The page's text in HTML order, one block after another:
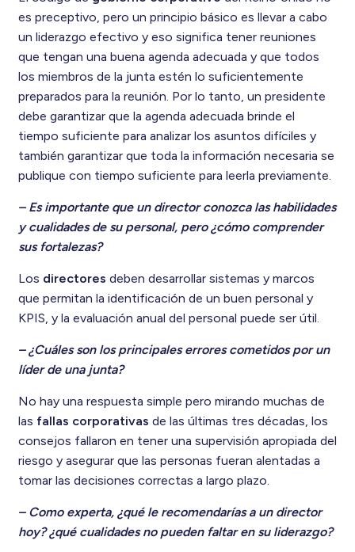
es preceptivo, pero un principio básico es llevar a cabo
un liderazgo efectivo y eso significa tener reuniones
que tengan una buena agenda adecuada y que todos
los miembros de la junta estén lo suficientemente
preparados para la reunión. Por lo tanto, un presidente
debe garantizar que la agenda adecuada brinde el
tiempo suficiente para analizar los asuntos difíciles y
también garantizar que toda la información necesaria se
publique con tiempo suficiente para leerla previamente.
– Es importante que un director conozca las habilidades
y cualidades de su personal, pero ¿cómo comprender
sus fortalezas?
Los directores deben desarrollar sistemas y marcos
que permitan la identificación de un buen personal y
KPIS, y la evaluación anual del personal puede ser útil.
– ¿Cuáles son los principales errores cometidos por un
líder de una junta?
No hay una respuesta simple pero mirando muchas de
las fallas corporativas de las últimas tres décadas, los
consejos fallaron en tener una supervisión apropiada del
riesgo y asegurar que las personas fueran alentadas a
tomar las decisiones correctas a largo plazo.
– Como experta, ¿qué le recomendarías a un director
hoy? ¿qué cualidades no pueden faltar en su liderazgo?